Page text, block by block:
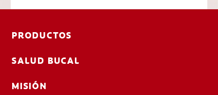
PRODUCTOS
SALUD BUCAL
MISIÓN